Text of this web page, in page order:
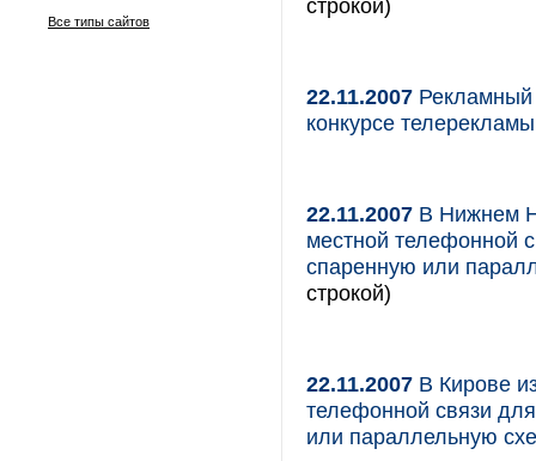
Все типы сайтов
строкой)
22.11.2007 Рекламный
конкурсе
22.11.2007 В Нижнем
местной телефонной
спаренную или
строкой)
22.11.2007 В Кирове
телефонной связи
или параллельную